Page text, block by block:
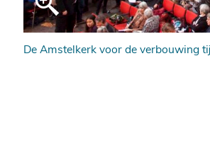
De Amstelkerk voor de verbouwing